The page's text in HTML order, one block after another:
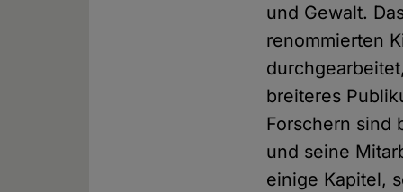
und Gewalt.
renommierten
breiteres
Forschern sind
und seine
einige Kapitel,